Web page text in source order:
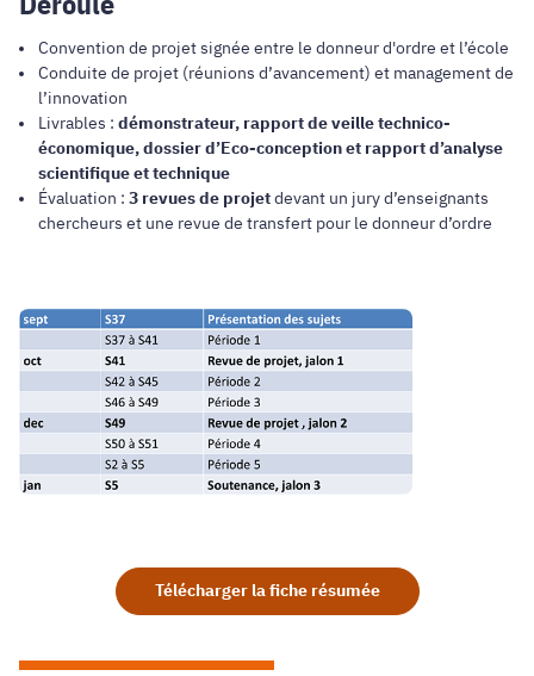
Convention de projet signée entre le donneur d'ordre et l’école
Conduite de projet (réunions d’avancement) et management de
l’innovation
Livrables : démonstrateur, rapport de veille technico-
économique, dossier d’Eco-conception et rapport d’analyse
scientifique et technique
Évaluation : 3 revues de projetdevant un jury d’enseignants
chercheurs et une revue de transfert pour le donneur d’ordre
Télécharger la fiche résumée